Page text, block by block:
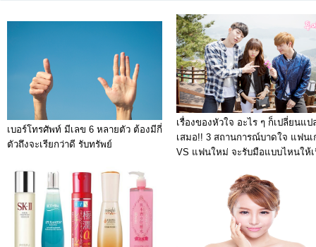
เบอร์โทรศัพท์ มีเลข 6 หลายตัว ต้องมีกี่
ตัวถึงจะเรียกว่าดี รับทรัพย์
เรื่องของหัวใจ อะไร ๆ ก็เปลี่ยนแป
เสมอ!! 3 สถานการณ์บาดใจ แฟนเ
VS แฟนใหม่ จะรับมือแบบไหนให้